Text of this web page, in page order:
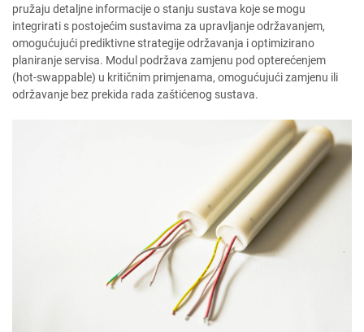
pružaju detaljne informacije o stanju sustava koje se mogu
integrirati s postojećim sustavima za upravljanje održavanjem,
omogućujući prediktivne strategije održavanja i optimizirano
planiranje servisa. Modul podržava zamjenu pod opterećenjem
(hot-swappable) u kritičnim primjenama, omogućujući zamjenu ili
održavanje bez prekida rada zaštićenog sustava.